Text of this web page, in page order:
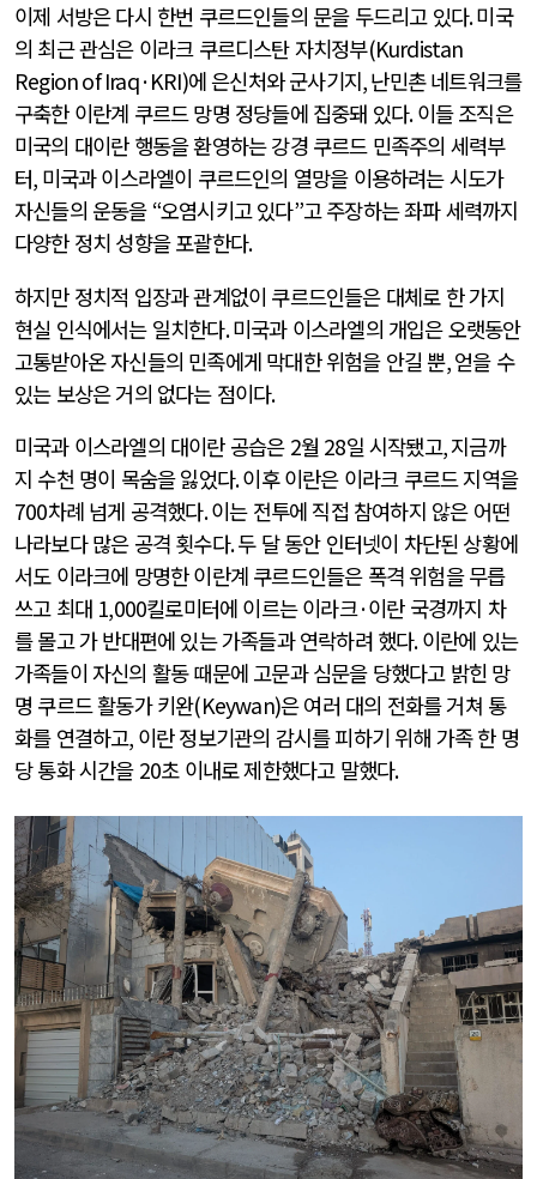
이제 서방은 다시 한번 쿠르드인들의 문을 두드리고 있다.미국
의 최근 관심은 이라크 쿠르디스탄 자치정부(Kurdistan
Region of Iraq·KRI)에 은신처와 군사기지,난민촌 네트워크를
구축한 이란계 쿠르드 망명 정당들에 집중돼 있다.이들 조직은
미국의 대이란 행동을 환영하는 강경 쿠르드 민족주의 세력부
터, 미국과 이스라엘이 쿠르드인의 열망을 이용하려는 시도가
자신들의 운동을 “오염시키고 있다”고 주장하는 좌파 세력까지
다양한 정치 성향을 포괄한다.
하지만 정치적 입장과 관계없이 쿠르드인들은 대체로 한 가지
현실 인식에서는 일치한다.미국과 이스라엘의 개입은 오랫동안
고통받아온 자신들의 민족에게 막대한 위험을 안길 뿐,얻을 수
있는 보상은 거의 없다는 점이다.
미국과 이스라엘의 대이란 공습은 2월 28일 시작됐고,지금까
지 수천 명이 목숨을 잃었다.이후 이란은 이라크 쿠르드 지역을
700차례 넘게 공격했다.이는 전투에 직접 참여하지 않은 어떤
나라보다 많은 공격 횟수다.두 달 동안 인터넷이 차단된 상황에
서도 이라크에 망명한 이란계 쿠르드인들은 폭격 위험을 무릅
쓰고 최대 1,000킬로미터에 이르는 이라크·이란 국경까지 차
를 몰고 가 반대편에 있는 가족들과 연락하려 했다.이란에 있는
가족들이 자신의 활동 때문에 고문과 심문을 당했다고 밝힌 망
명 쿠르드 활동가 키완(Keywan)은 여러 대의 전화를 거쳐 통
화를 연결하고, 이란 정보기관의 감시를 피하기 위해 가족 한 명
당 통화 시간을 20초 이내로 제한했다고 말했다.